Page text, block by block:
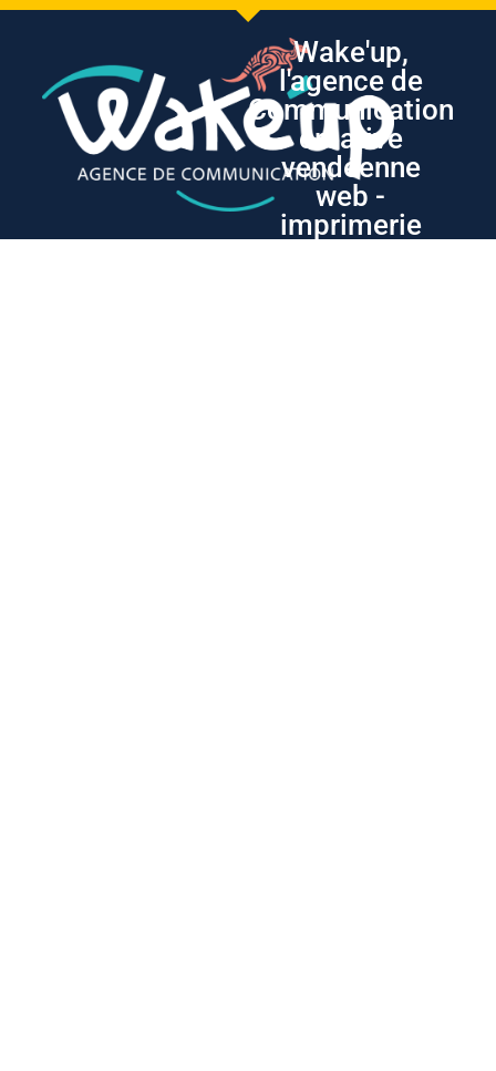
Wake'up,
l'agence de
Communication
créative
vendéenne
web -
imprimerie